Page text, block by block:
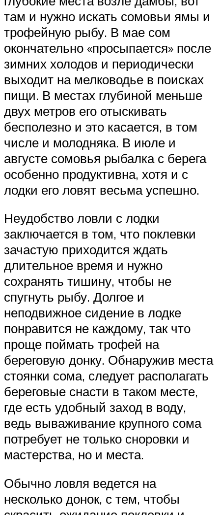
там и нужно искать сомовьи ямы и
трофейную рыбу. В мае сом
окончательно «просыпается» после
зимних холодов и периодически
выходит на мелководье в поисках
пищи. В местах глубиной меньше
двух метров его отыскивать
бесполезно и это касается, в том
числе и молодняка. В июле и
августе сомовья рыбалка с берега
особенно продуктивна, хотя и с
лодки его ловят весьма успешно.
Неудобство ловли с лодки
заключается в том, что поклевки
зачастую приходится ждать
длительное время и нужно
сохранять тишину, чтобы не
спугнуть рыбу. Долгое и
неподвижное сидение в лодке
понравится не каждому, так что
проще поймать трофей на
береговую донку. Обнаружив места
стоянки сома, следует располагать
береговые снасти в таком месте,
где есть удобный заход в воду,
ведь вываживание крупного сома
потребует не только сноровки и
мастерства, но и места.
Обычно ловля ведется на
несколько донок, с тем, чтобы